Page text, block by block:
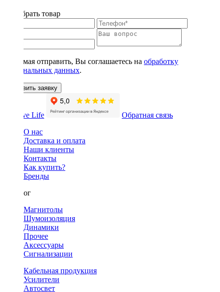
Подобрать товар
Нажимая отправить, Вы соглашаетесь на обработку
персональных данных.
Оставить заявку
Обратная связь
О нас
Доставка и оплата
Наши клиенты
Контакты
Как купить?
Бренды
Каталог
Магнитолы
Шумоизоляция
Динамики
Прочее
Аксессуары
Сигнализации
Кабельная продукция
Усилители
Автосвет